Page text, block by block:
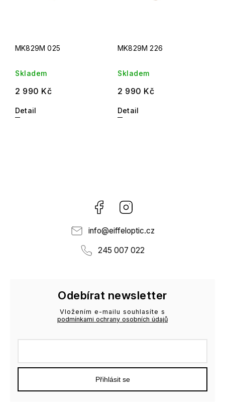
MK829M 025
Skladem
2 990 Kč
Detail
MK829M 226
Skladem
2 990 Kč
Detail
Facebook
info@eiffeloptic.cz
245 007 022
Odebírat newsletter
Vložením e-mailu souhlasíte s
podmínkami ochrany osobních údajů
Přihlásit se